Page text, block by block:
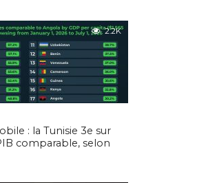
2.2K
: la Tunisie 3e sur
comparable, selon